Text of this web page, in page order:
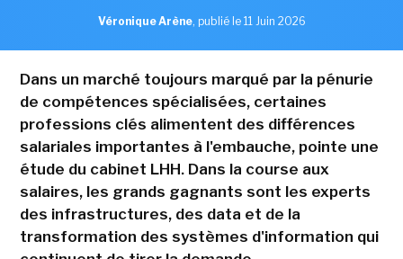
Véronique Arène, publié le 11 Juin 2026
Dans un marché toujours marqué par la pénurie
de compétences spécialisées, certaines
professions clés alimentent des différences
salariales importantes à l'embauche, pointe une
étude du cabinet LHH. Dans la course aux
salaires, les grands gagnants sont les experts
des infrastructures, des data et de la
transformation des systèmes d'information qui